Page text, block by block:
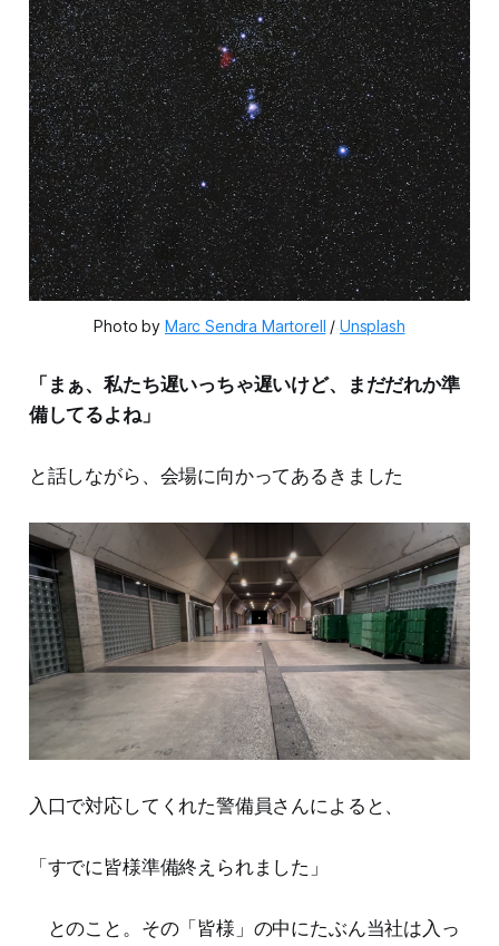
Photo by Marc Sendra Martorell / Unsplash
「まぁ、私たち遅いっちゃ遅いけど、まだだれか準
備してるよね」
と話しながら、会場に向かってあるきました
入口で対応してくれた警備員さんによると、
「すでに皆様準備終えられました」
とのこと。その「皆様」の中にたぶん当社は入っ